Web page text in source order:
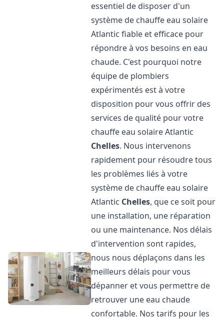
essentiel de disposer d'un
système de chauffe eau solaire
Atlantic fiable et efficace pour
répondre à vos besoins en eau
chaude. C'est pourquoi notre
équipe de plombiers
expérimentés est à votre
disposition pour vous offrir des
services de qualité pour votre
chauffe eau solaire Atlantic
Chelles. Nous intervenons
rapidement pour résoudre tous
les problèmes liés à votre
système de chauffe eau solaire
Atlantic Chelles, que ce soit pour
une installation, une réparation
ou une maintenance. Nos délais
d'intervention sont rapides,
nous nous déplaçons dans les
meilleurs délais pour vous
dépanner et vous permettre de
retrouver une eau chaude
confortable. Nos tarifs pour les